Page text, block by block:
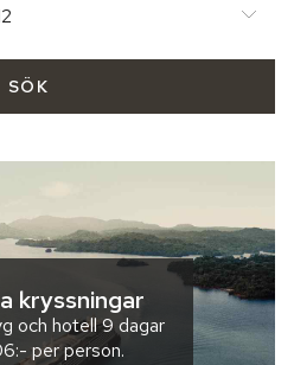
SÖK
kryssningar
och hotell9 dagar
per person.